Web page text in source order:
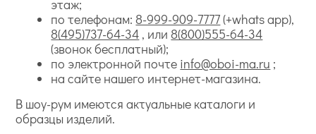
этаж;
по телефонам: 8-999-909-7777(+whats app),
8(495)737-64-34 , или 8(800)555-64-34
(звонок бесплатный);
по электронной почте info@oboi-ma.ru ;
на сайте нашего интернет-магазина.
В шоу-рум имеются актуальные каталоги и
образцы изделий.